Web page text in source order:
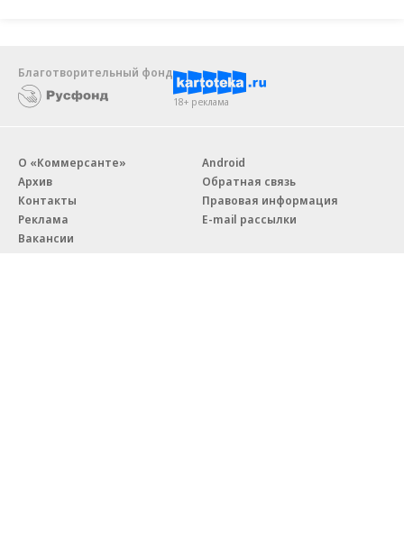
Благотворительный фонд
18+ реклама
О «Коммерсанте»
Архив
Контакты
Реклама
Вакансии
Android
Обратная связь
Правовая информация
E-mail рассылки